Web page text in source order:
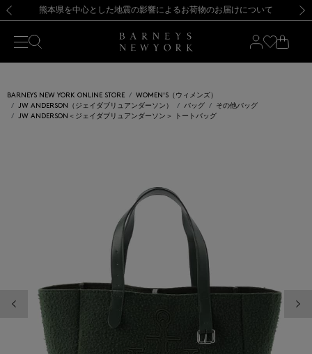
新規登録のお客様も対象！＜MY BARNEYS＞会員のお客様は11,000円（税込）以上のお買上げで常時送料無料！お買い物の際は会員登録を！
【夏季休業に伴う返品・交換承り一時停止のお知らせ】（2026.8.5）
熊本県を中心とした地震の影響によるお荷物のお届けについて
【開催中】SUMMER SALEのご案内・ご注意事項 新規登録のお客様も対象！＜MY BARNEYS＞会員のお客様は11,000円（税込）以上のお買上げで常時送料無料！お買い物の際は会員登録を！
【夏季休業に伴う返品・交換承り一時停止のお知らせ】（2026.8.5）
BARNEYS NEW YORK ONLINE STORE
WOMEN'S（ウィメンズ）
JW ANDERSON（ジェイダブリュアンダーソン）
バッグ
その他バッグ
JW ANDERSON＜ジェイダブリュアンダーソン＞ トートバッグ
前の画像